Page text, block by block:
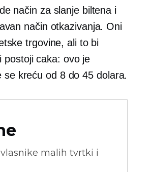
način za slanje biltena i
način otkazivanja. Oni
trgovine, ali to bi
postoji caka: ovo je
kreću od 8 do 45 dolara.
malih tvrtki i